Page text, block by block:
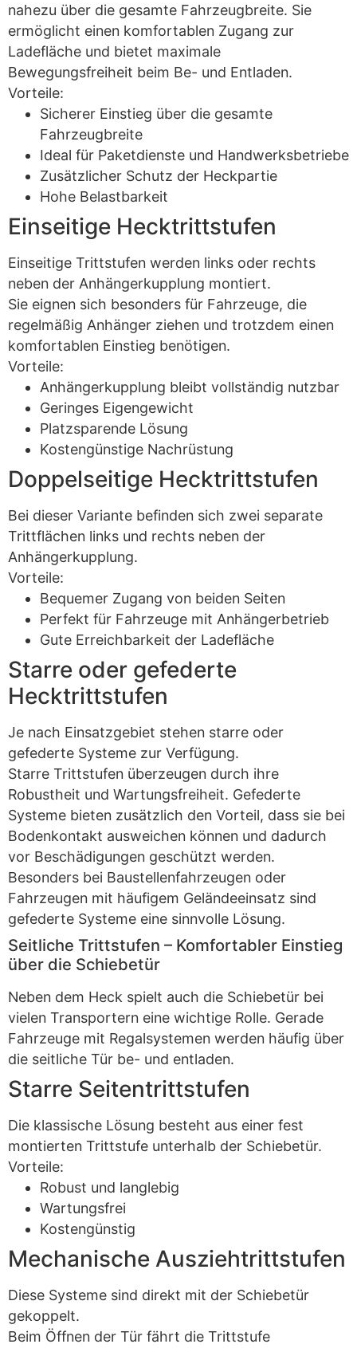
nahezu über die gesamte Fahrzeugbreite. Sie
ermöglicht einen komfortablen Zugang zur
Ladefläche und bietet maximale
Bewegungsfreiheit beim Be- und Entladen.
Vorteile:
Sicherer Einstieg über die gesamte
Fahrzeugbreite
Ideal für Paketdienste und Handwerksbetriebe
Zusätzlicher Schutz der Heckpartie
Hohe Belastbarkeit
Einseitige Hecktrittstufen
Einseitige Trittstufen werden links oder rechts
neben der Anhängerkupplung montiert.
Sie eignen sich besonders für Fahrzeuge, die
regelmäßig Anhänger ziehen und trotzdem einen
komfortablen Einstieg benötigen.
Vorteile:
Anhängerkupplung bleibt vollständig nutzbar
Geringes Eigengewicht
Platzsparende Lösung
Kostengünstige Nachrüstung
Doppelseitige Hecktrittstufen
Bei dieser Variante befinden sich zwei separate
Trittflächen links und rechts neben der
Anhängerkupplung.
Vorteile:
Bequemer Zugang von beiden Seiten
Perfekt für Fahrzeuge mit Anhängerbetrieb
Gute Erreichbarkeit der Ladefläche
Starre oder gefederte
Hecktrittstufen
Je nach Einsatzgebiet stehen starre oder
gefederte Systeme zur Verfügung.
Starre Trittstufen überzeugen durch ihre
Robustheit und Wartungsfreiheit. Gefederte
Systeme bieten zusätzlich den Vorteil, dass sie bei
Bodenkontakt ausweichen können und dadurch
vor Beschädigungen geschützt werden.
Besonders bei Baustellenfahrzeugen oder
Fahrzeugen mit häufigem Geländeeinsatz sind
gefederte Systeme eine sinnvolle Lösung.
Seitliche Trittstufen – Komfortabler Einstieg
über die Schiebetür
Neben dem Heck spielt auch die Schiebetür bei
vielen Transportern eine wichtige Rolle. Gerade
Fahrzeuge mit Regalsystemen werden häufig über
die seitliche Tür be- und entladen.
Starre Seitentrittstufen
Die klassische Lösung besteht aus einer fest
montierten Trittstufe unterhalb der Schiebetür.
Vorteile:
Robust und langlebig
Wartungsfrei
Kostengünstig
Mechanische Ausziehtrittstufen
Diese Systeme sind direkt mit der Schiebetür
gekoppelt.
Beim Öffnen der Tür fährt die Trittstufe